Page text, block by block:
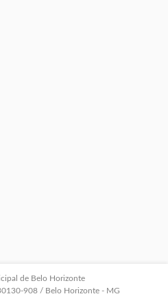
de Belo Horizonte
908 / Belo Horizonte - MG